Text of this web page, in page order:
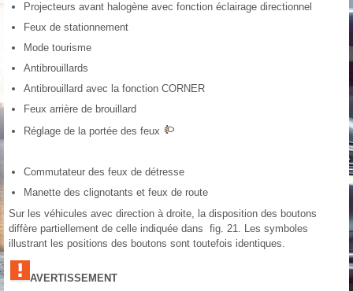
Projecteurs avant halogène avec fonction éclairage directionnel
Feux de stationnement
Mode tourisme
Antibrouillards
Antibrouillard avec la fonction CORNER
Feux arrière de brouillard
Réglage de la portée des feux
Commutateur des feux de détresse
Manette des clignotants et feux de route
Sur les véhicules avec direction à droite, la disposition des boutons
diffère partiellement de celle indiquée dans fig. 21. Les symboles
illustrant les positions des boutons sont toutefois identiques.
AVERTISSEMENT